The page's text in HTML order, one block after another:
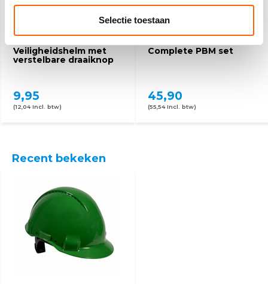
Selectie toestaan
Veiligheidshelm met
verstelbare draaiknop
9,95
(12,04 Incl. btw)
Complete PBM set
45,90
(55,54 Incl. btw)
Recent bekeken